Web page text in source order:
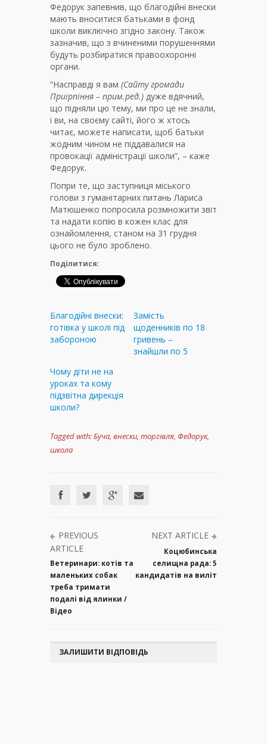
Федорук запевнив, що благодійні внески
мають вноситися батьками в фонд
школи виключно згідно закону. Також
зазначив, що з вчиненими порушеннями
будуть розбиратися правоохоронні
органи.
“Насправді я вам (Сайту громади
Приірпіння – прим.ред.) дуже вдячний,
що підняли цю тему, ми про це не знали,
і ви, на своєму сайті, його ж хтось
читає, можете написати, щоб батьки
жодним чином не піддавалися на
провокації адміністрації школи”, – каже
Федорук.
Попри те, що заступниця міського
голови з гуманітарних питань Лариса
Матюшенко попросила розмножити звіт
та надати копію в кожен клас для
ознайомлення, станом на 31 грудня
цього не було зроблено.
Поділитися:
Благодійні внески:
готівка у школі під
забороною
Замість
щоденників по 18
гривень –
знайшли по 5
Чому діти не на
уроках та кому
підзвітна дирекція
школи?
Tagged with:Буча, внески, торгівля, Федорук,
школа
PREVIOUS
ARTICLE
Ветеринари: котів та
маленьких собак
треба тримати
подалі від ялинки /
Відео
NEXT ARTICLE
Коцюбинська
селищна рада: 5
кандидатів на виліт
ЗАЛИШИТИ ВІДПОВІДЬ